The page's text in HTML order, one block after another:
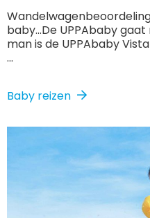
baby...De UPPAbaby
man is de UPPAbaby
...
Baby reizen